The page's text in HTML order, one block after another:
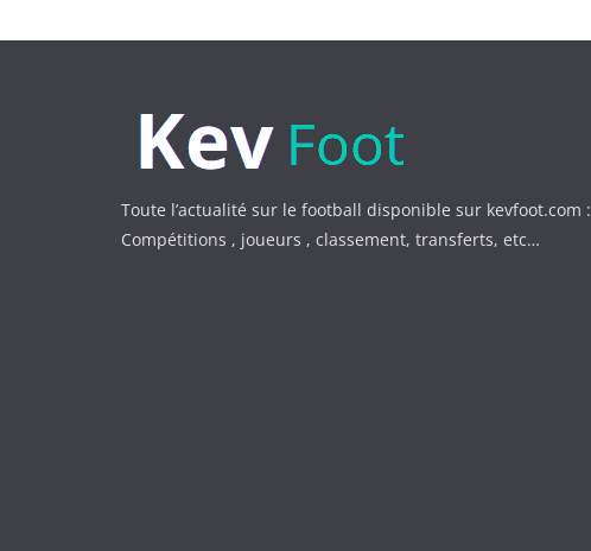
Toute l’actualité sur le football disponible sur kevfoot.com :
Compétitions , joueurs , classement, transferts, etc…